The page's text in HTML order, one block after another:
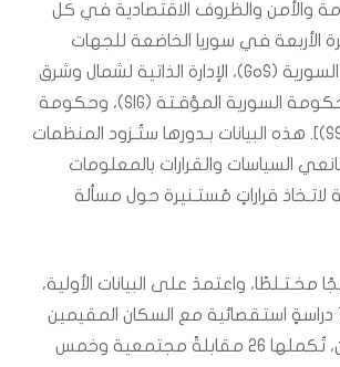
والأمن والظروف الاقتصادية في كل
الأربعة في سوريا الخاضعة للجهات
التالية: [الحكومة السورية (GoS)، الإدارة الذاتية لشمال وشرق
سوريا (AANES)، الحكومة السورية المؤقـتة (SIG)، وحكومة
الإنقاذ السورية (SSG)]. هذه البيانات بـدورها ستُـزود المنظمات
السياسات والقرارات بالمعلومات
لاتـخاذ قراراتٍ مُستـنيرة حول مسألة
مخـتـلطًا، واعتمدَ على البيانات الأولية،
التي تضمـنتْ ٧٠٠ دراسةٍ استقصائية مع السكان المقيمين
والنازحين والعائدين، تُكملها ٢٦ مقابلةً مجتمعية وخمس